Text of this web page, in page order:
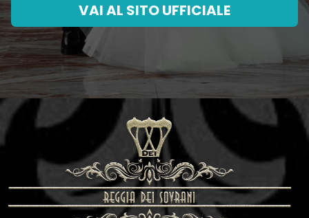
VAI AL SITO UFFICIALE